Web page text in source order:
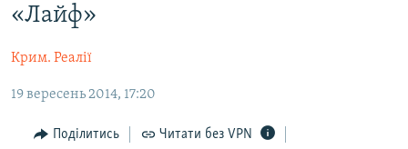
до
основної
навігації
Перейти
пошуку
БЛОГИ
ПОГЛЯД
ІНТЕРВ'Ю
«Лайф»
Крим. Реалії
19 вересень 2014, 17:20
Поділитись Читати без VPN